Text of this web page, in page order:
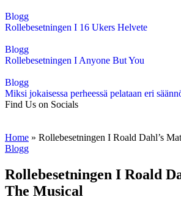
Blogg
Rollebesetningen I 16 Ukers Helvete
Blogg
Rollebesetningen I Anyone But You
Blogg
Miksi jokaisessa perheessä pelataan eri
Find Us on Socials
Home » Rollebesetningen I Roald Dahl’s
Blogg
Rollebesetningen I Roald
The Musical